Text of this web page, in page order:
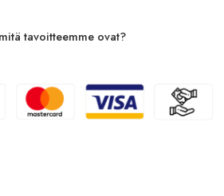
tavoitteemme ovat?